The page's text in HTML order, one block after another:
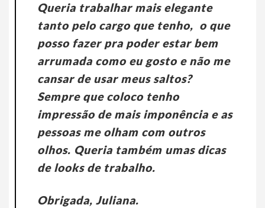
Queria trabalhar mais elegante
tanto pelo cargo que tenho, o que
posso fazer pra poder estar bem
arrumada como eu gosto e não me
cansar de usar meus saltos?
Sempre que coloco tenho
impressão de mais imponência e as
pessoas me olham com outros
olhos. Queria também umas dicas
de looks de trabalho.
Obrigada, Juliana.